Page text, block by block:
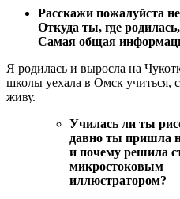
Расскажи пожалуйста
Откуда ты, где
Самая общая
Я родилась и выросла на
школы уехала в Омск учиться,
живу.
Училась ли ты
давно ты пришла
и почему решила
микростоковым
иллюстратором?